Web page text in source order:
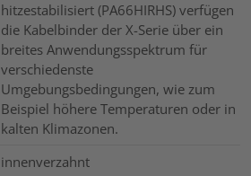
hitzestabilisiert (PA66HIRHS) verfügen
die Kabelbinder der X-Serie über ein
breites Anwendungsspektrum für
verschiedenste
Umgebungsbedingungen, wie zum
Beispiel höhere Temperaturen oder in
kalten Klimazonen.
innenverzahnt